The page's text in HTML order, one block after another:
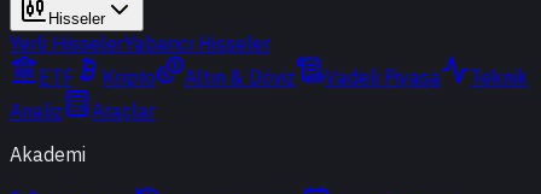
Hisseler
Yerli HisselerYabancı Hisseler
ETF
Kripto Altın & Döviz Vadeli Piyasa
Teknik
Analiz
Araçlar
Akademi